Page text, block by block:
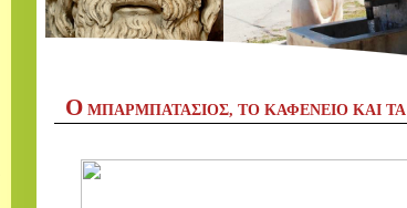
Ο ΜΠΑΡΜΠΑΤΑΣΙΟΣ, ΤΟ ΚΑΦΕΝΕΙΟ ΚΑΙ ΤΑ